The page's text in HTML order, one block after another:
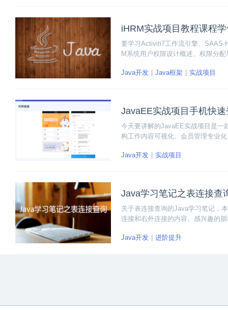
iHRM实战项目教程课程
要学习Activiti7工作流引擎、SAAS-
M系统用户权限设计概述、权限分
Java开发
Java框架 实战项目
JavaEE实战项目手机快
今天要讲解的JavaEE实战项目是一
构工作内容可视化、会员管理专业
实战项目的移动端开发内容，主要
Java开发 实战项目
Java学习笔记之表连接查
关于表连接查询的Java学习笔记，
连接和右外连接的内容。感兴趣的
Java开发 进阶提升